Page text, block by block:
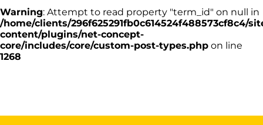
Warning: Attempt to read property "term_id" on null in
/home/clients/296f625291fb0c614524f488573cf8c4/
content/plugins/net-concept-
core/includes/core/custom-post-types.php on line
1268